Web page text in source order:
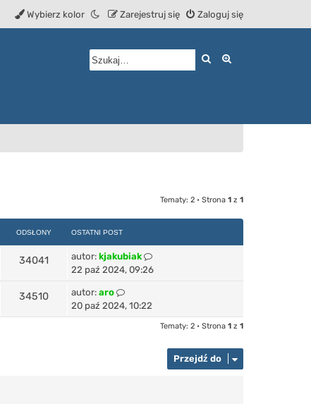
Zaloguj się
Zarejestruj się
Wybierz kolor
Szukaj
Tematy: 2 • Strona 1 z 1
ODSŁONY OSTATNI POST
34041 autor: kjakubiak
22 paź 2024, 09:26
34510 autor: aro
20 paź 2024, 10:22
Tematy: 2 • Strona 1 z 1
Przejdź do